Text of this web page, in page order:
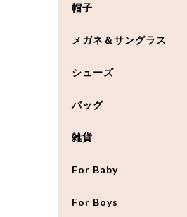
帽子
メガネ＆サングラス
シューズ
バッグ
雑貨
For Baby
For Boys